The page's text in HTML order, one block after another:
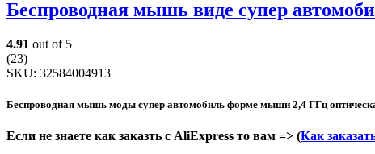
Беспроводная мышь виде супер
4.91 out of 5
(23)
SKU: 32584004913
Беспроводная мышь моды супер автомобиль форме мыши 2,4 ГГц
Если не знаете как заказть с AliExpress то вам => (Как